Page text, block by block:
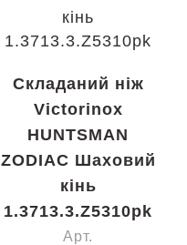
Складаний ніж
Victorinox
HUNTSMAN
ZODIAC Шаховий
кінь
1.3713.3.Z5310pk
Арт.